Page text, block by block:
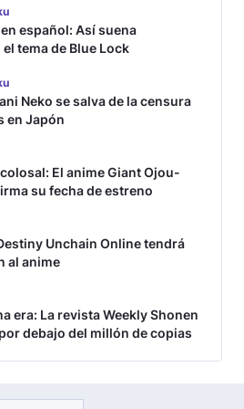
español: Así suena
tema de Blue Lock
Neko se salva de la censura
en Japón
El anime Giant Ojou-
su fecha de estreno
Unchain Online tendrá
al anime
era: La revista Weekly Shonen
debajo del millón de copias